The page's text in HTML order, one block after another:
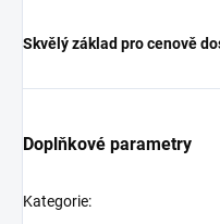
Skvělý základ pro cenově
Doplňkové parametry
Kategorie: